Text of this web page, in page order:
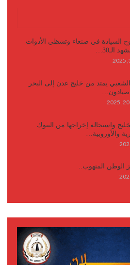
السيادة في صنعاء وتشظي الأدوات
الـ30…
يمتد من خليج عدن إلى البحر
صيادون…
واستحالة إخراجها من البنوك
والأوروبية…
الوطن المنهوب..